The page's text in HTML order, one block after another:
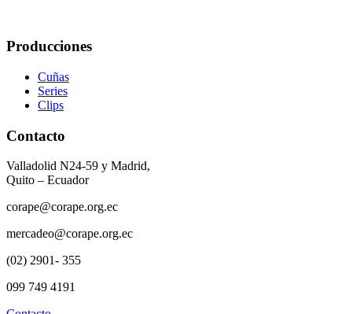
Producciones
Cuñas
Series
Clips
Contacto
Valladolid N24-59 y Madrid,
Quito – Ecuador
corape@corape.org.ec
mercadeo@corape.org.ec
(02) 2901- 355
099 749 4191